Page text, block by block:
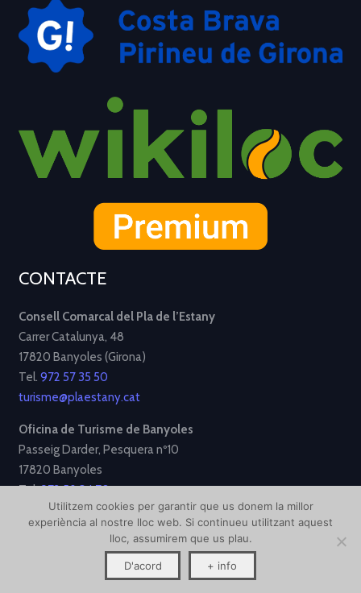
CONTACTE
Consell Comarcal del Pla de l’Estany
Carrer Catalunya, 48
17820 Banyoles (Girona)
Tel. 972 57 35 50
turisme@plaestany.cat
Oficina de Turisme de Banyoles
Passeig Darder, Pesquera nº10
17820 Banyoles
Tel.972 58 34 70
turisme@ajbanyoles.org
[Política de Privacitat][Política de Cookies]
Disseny i desenvolupament perCreative Corner
Utilitzem cookies per garantir que us donem la millor
experiència al nostre lloc web. Si continueu utilitzant aquest
lloc, assumirem que us plau.
D'acord + info